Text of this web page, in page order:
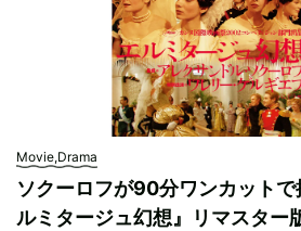
Movie,Drama
ソクーロフが90分ワンカットで
ルミタージュ幻想』リマスター